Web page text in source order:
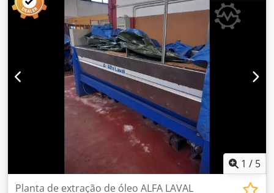
1 / 5
Planta de extração de óleo ALFA LAVAL